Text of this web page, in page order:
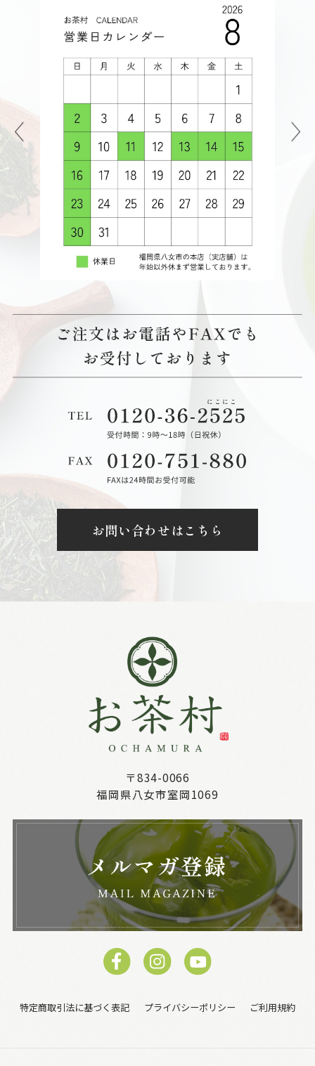
お問い合わせはこちら
〒834-0066
福岡県八女市室岡1069
特定商取引法に基づく表記 プライバシーポリシー ご利用規約